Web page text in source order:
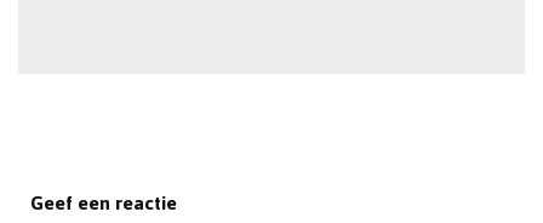
Geef een reactie